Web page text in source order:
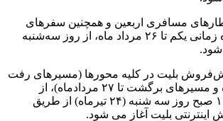
مسافری اربعین و همچنین سفرهای
مرداد ماه، برای بازه زمانی یکم تا ۲۶ مرداد ماه، از روز سه‌شنبه
بلیت در کلیه محورها (مسیرهای رفت
تا تاریخ ۲۶ مردادماه و مسیرهای برگشت تا ۲۷ مردادماه)، از
ساعت ۷:۳۰ تا ۱۰:۳۰ صبح روز سه شنبه (۲۴ تیرماه) از طریق
بلیت آغاز می شود.